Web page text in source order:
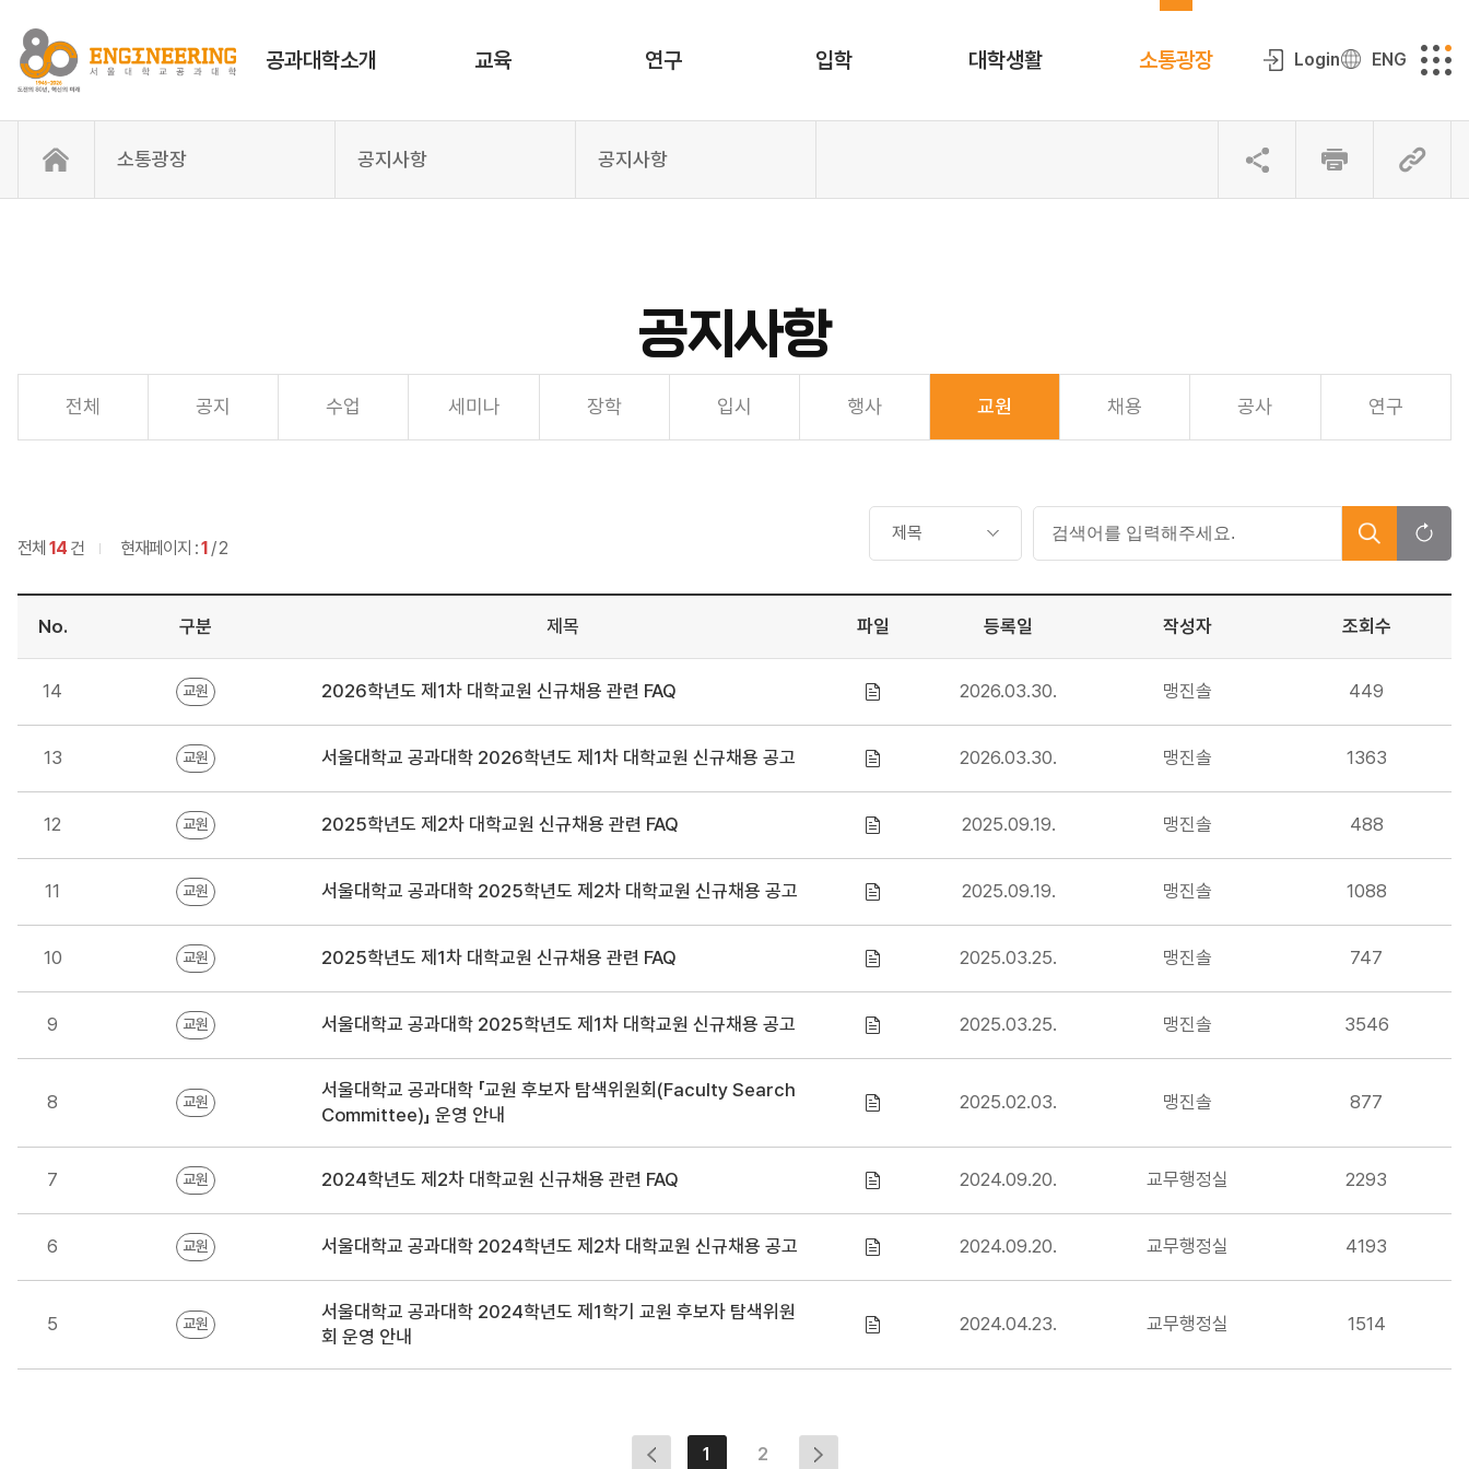
공과대학소개 교육 연구 입학 대학생활 소통광장 Login ENG
소통광장 공지사항 공지사항
공지사항
전체 공지 수업 세미나 장학 입시 행사 교원 채용 공사 연구
전체 14 건 현재페이지 :1 / 2
No. 구분 제목 파일 등록일 작성자 조회수
14 교원 2026학년도 제1차 대학교원 신규채용 관련 FAQ 2026.03.30. 맹진솔 449
13 교원 서울대학교 공과대학 2026학년도 제1차 대학교원 신규채용 공고 2026.03.30. 맹진솔 1363
12 교원 2025학년도 제2차 대학교원 신규채용 관련 FAQ 2025.09.19. 맹진솔 488
11 교원 서울대학교 공과대학 2025학년도 제2차 대학교원 신규채용 공고 2025.09.19. 맹진솔 1088
10 교원 2025학년도 제1차 대학교원 신규채용 관련 FAQ 2025.03.25. 맹진솔 747
9 교원 서울대학교 공과대학 2025학년도 제1차 대학교원 신규채용 공고 2025.03.25. 맹진솔 3546
8 교원
서울대학교 공과대학 「교원 후보자 탐색위원회(Faculty Search
Committee)」 운영 안내
2025.02.03. 맹진솔 877
7 교원 2024학년도 제2차 대학교원 신규채용 관련 FAQ 2024.09.20. 교무행정실 2293
6 교원 서울대학교 공과대학 2024학년도 제2차 대학교원 신규채용 공고 2024.09.20. 교무행정실 4193
5 교원
서울대학교 공과대학 2024학년도 제1학기 교원 후보자 탐색위원
회 운영 안내
2024.04.23. 교무행정실 1514
1 2